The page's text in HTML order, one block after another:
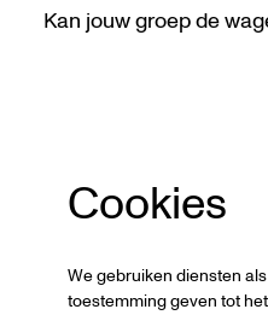
Kan jouw groep de
Cookies
We gebruiken diensten
toestemming geven tot